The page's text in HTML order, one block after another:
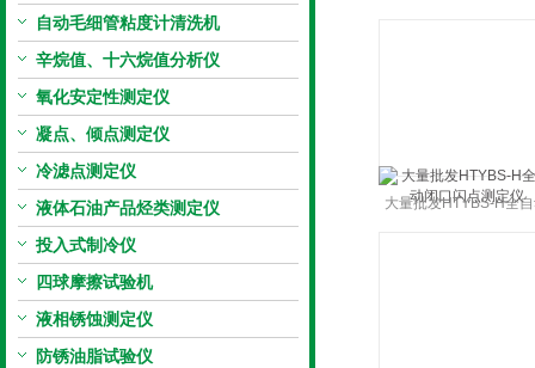
自动毛细管粘度计清洗机
辛烷值、十六烷值分析仪
氧化安定性测定仪
凝点、倾点测定仪
冷滤点测定仪
液体石油产品烃类测定仪
投入式制冷仪
四球摩擦试验机
液相锈蚀测定仪
防锈油脂试验仪
大量批发HTYBS-H全